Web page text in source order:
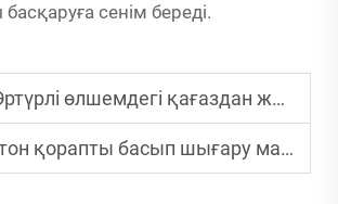
сенім береді.
өлшемдегі қағаздан жасалған қораптар үшін бедерлі қораптар принтерін қалай таңдау керек?
басып шығару машинасы өндіріс тиімділігін қалай арттырады?